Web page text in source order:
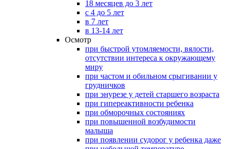
18 месяцев до 3 лет
с 4 до 5 лет
в 7 лет
в 13-14 лет
Осмотр
при быстрой утомляемости, вялости,
отсутствии интереса к окружающему
миру
при частом и обильном срыгивании у
грудничков
при энурезе у детей старшего возраста
при гипереактивности ребенка
при обморочных состояниях
при повышенной возбудимости
малыша
при появлении судорог у ребенка даже